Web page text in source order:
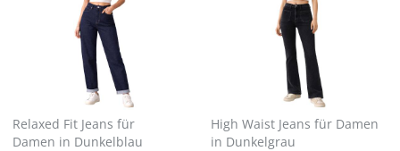
Relaxed Fit Jeans für
Damen in Dunkelblau
High Waist Jeans für Damen
in Dunkelgrau